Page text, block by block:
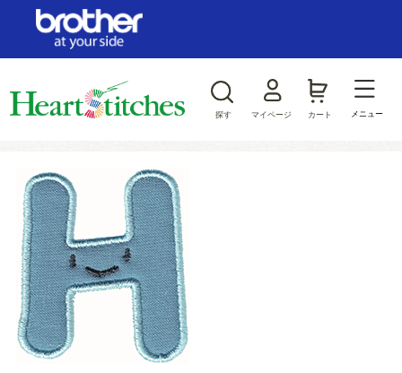
探す マイページ カート メニュー
ログイン/新規会員登録
ジャンルから探す